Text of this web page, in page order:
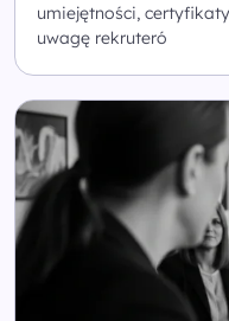
umiejętności,
uwagę rekruteró